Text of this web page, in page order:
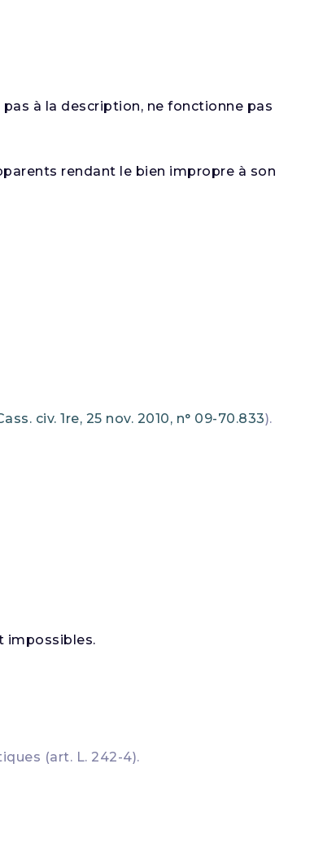
à la description, ne fonctionne pas
rendant le bien impropre à son
civ. 1re, 25 nov. 2010, n° 09-70.833).
impossibles.
(art. L. 242-4).